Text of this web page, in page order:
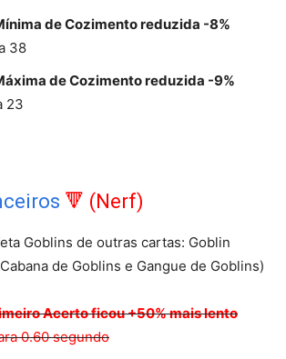
de Cozimento reduzida -8%
38
de Cozimento reduzida -9%
23
🔻 (Nerf)
Goblins de outras cartas: Goblin
de Goblins e Gangue de Goblins)
Acerto ficou +50% mais lento
0.60 segundo